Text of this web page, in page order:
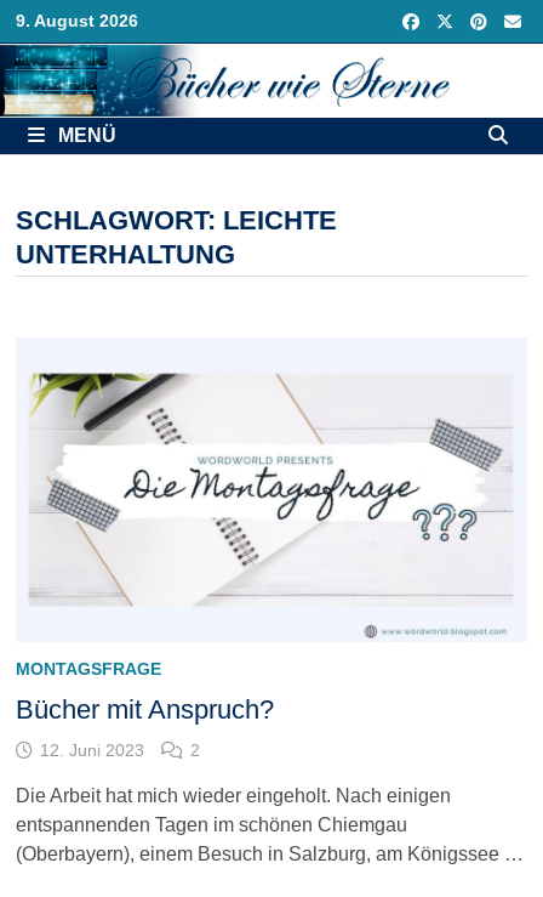
Zurück
zum
Inhalt
9. August 2026
MENÜ
SCHLAGWORT: LEICHTE
UNTERHALTUNG
MONTAGSFRAGE
Bücher mit Anspruch?
12. Juni 2023 2
Die Arbeit hat mich wieder eingeholt. Nach einigen
entspannenden Tagen im schönen Chiemgau
(Oberbayern), einem Besuch in Salzburg, am Königssee …